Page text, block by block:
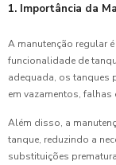
1. Importância da
A manutenção regular
funcionalidade de
adequada, os tanques
em vazamentos,
Além disso, a
tanque, reduzindo a
substituições